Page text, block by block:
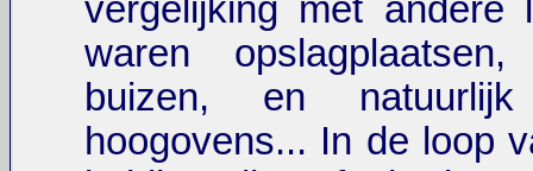
vergelijking met andere
waren opslagplaatsen,
buizen, en
hoogovens... In de loop